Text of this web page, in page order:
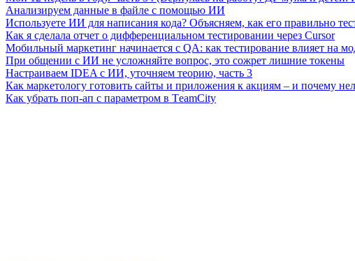
Анализируем данные в файле с помощью ИИ
Используете ИИ для написания кода? Объясняем, как его правильно
Как я сделала отчет о дифференциальном тестировании через Cursor
Мобильный маркетинг начинается с QA: как тестирование влияет на
При общении с ИИ не усложняйте вопрос, это сожрет лишние токены
Настраиваем IDEA с ИИ, уточняем теорию, часть 3
Как маркетологу готовить сайты и приложения к акциям – и почему
Как убрать поп-ап с параметром в ТeamСity